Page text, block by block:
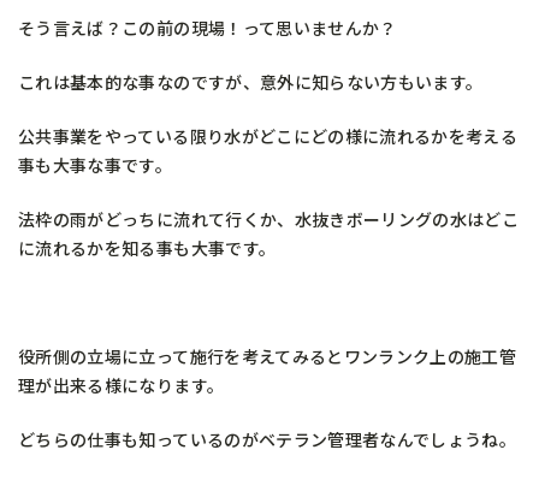
そう言えば？この前の現場！って思いませんか？
これは基本的な事なのですが、意外に知らない方もいます。
公共事業をやっている限り水がどこにどの様に流れるかを考える
事も大事な事です。
法枠の雨がどっちに流れて行くか、水抜きボーリングの水はどこ
に流れるかを知る事も大事です。
役所側の立場に立って施行を考えてみるとワンランク上の施工管
理が出来る様になります。
どちらの仕事も知っているのがベテラン管理者なんでしょうね。